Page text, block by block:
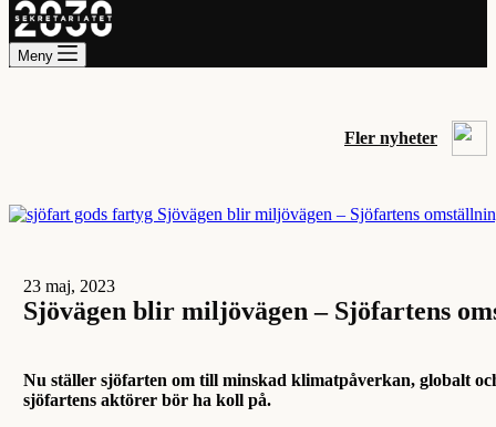
Meny
Fler nyheter
23 maj, 2023
Sjövägen blir miljövägen – Sjöfartens
Nu ställer sjöfarten om till minskad klimatpåverkan, globalt
sjöfartens aktörer bör ha koll på.